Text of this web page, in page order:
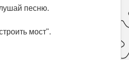
песню.
мост".